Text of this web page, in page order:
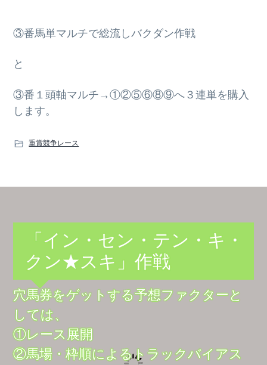
③番馬単マルチで総流しバクダン作戦
と
③番１頭軸マルチ→①②⑤⑥⑧⑨へ３連単を購入
します。
重賞競争レース
「イン・セン・テン・キ・
クン★スキ」作戦
穴馬券をゲットする予想ファクターと
しては、
①レース展開
②馬場・枠順によるトラックバイアス